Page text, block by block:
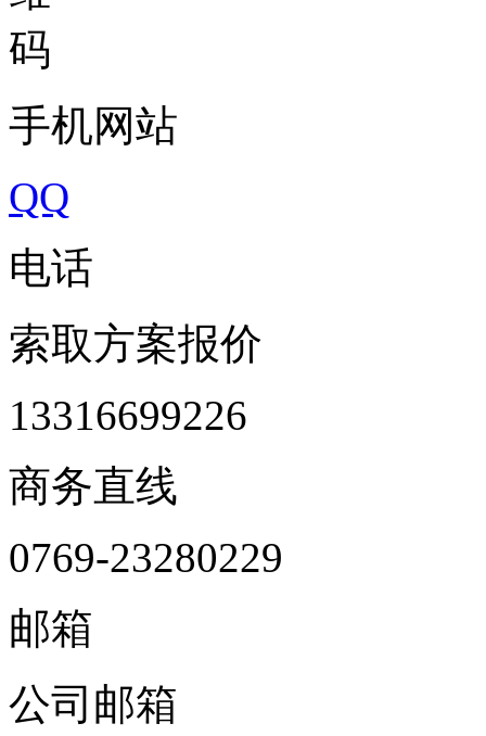
手机网站
QQ
电话
索取方案报价
13316699226
商务直线
0769-23280229
邮箱
公司邮箱